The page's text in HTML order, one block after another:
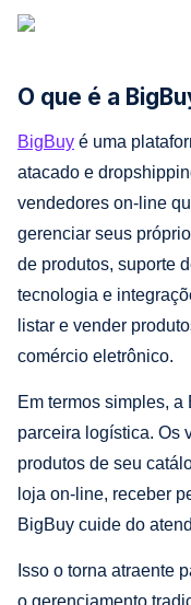
O que é a
BigBuy é uma
atacado e
vendedores on-line
gerenciar seus
de produtos, suporte
tecnologia e
listar e vender
comércio eletrônico.
Em termos simples,
parceira logística. Os
produtos de seu
loja on-line, receber
BigBuy cuide do
Isso o torna atraente
o gerenciamento